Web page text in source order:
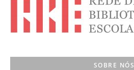
SOBRE NÓS